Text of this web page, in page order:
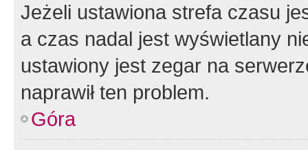
Jeżeli ustawiona strefa czasu
a czas nadal jest wyświetlany
ustawiony jest zegar na
naprawił ten problem.
Góra